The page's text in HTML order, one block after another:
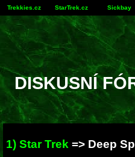
Trekkies.cz StarTrek.cz Sickbay
DISKUSNÍ
1) Star Trek => Deep